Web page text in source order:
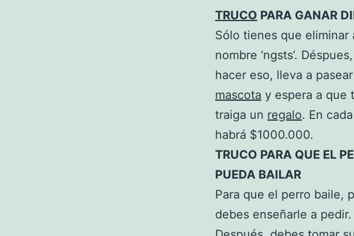
TRUCO PARA GANAR
Sólo tienes que
nombre ‘ngsts’.
hacer eso, lleva a
mascota y espera a que
traiga un regalo. En
habrá $1000.000.
TRUCO PARA QUE EL
PUEDA BAILAR
Para que el perro baile,
debes enseñarle a pedir.